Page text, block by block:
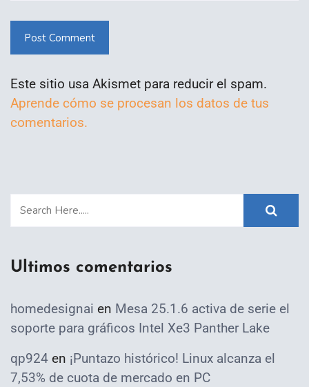
Post Comment
Este sitio usa Akismet para reducir el spam.
Aprende cómo se procesan los datos de tus
comentarios.
Ultimos comentarios
homedesignai en Mesa 25.1.6 activa de serie el
soporte para gráficos Intel Xe3 Panther Lake
qp924 en ¡Puntazo histórico! Linux alcanza el
7,53% de cuota de mercado en PC